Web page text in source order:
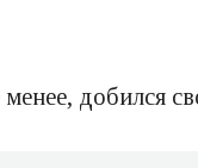
добился